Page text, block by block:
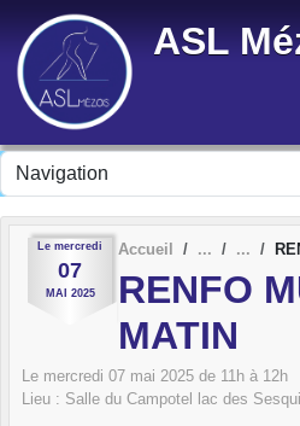
ASL
Le mercredi
07
MAI 2025
Accueil
RENFO
MATIN
Le mercredi 07 mai 2025 de 11h à 12h
Lieu : Salle du Campotel lac des
Panneau de gestion des cookies